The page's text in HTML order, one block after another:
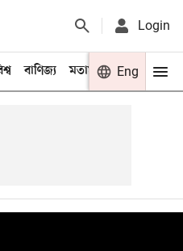
Login
বাণিজ্য মতামত খেলা
Eng